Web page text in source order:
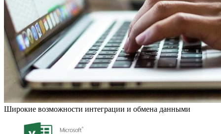
Широкие возможности интеграции и обмена данными